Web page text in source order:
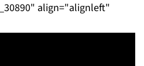
align="alignleft"